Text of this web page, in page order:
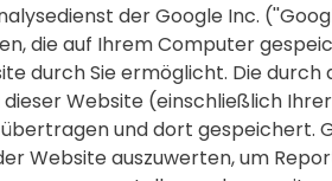
der Google Inc.
die auf Ihrem Computer
durch Sie ermöglicht. Die durch
Website (einschließlich
und dort gespeichert.
Website auszuwerten, um